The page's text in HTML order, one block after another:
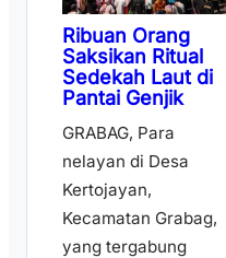
Ribuan Orang
Saksikan Ritual
Sedekah Laut di
Pantai Genjik
GRABAG, Para
nelayan di Desa
Kertojayan,
Kecamatan Grabag,
yang tergabung